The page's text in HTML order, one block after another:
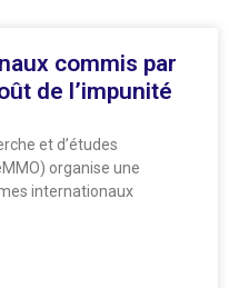
commis par
de l’impunité
et d’études
organise une
internationaux